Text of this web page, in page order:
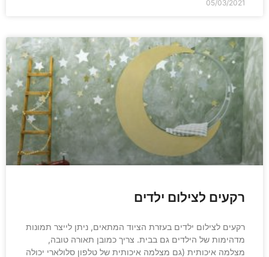
05/03/2021
רקעים לצילום ילדים
רקעים לצילום ילדים בעזרת הציוד המתאים, ניתן לייצר תמונות
מדהימות של הילדים גם בבית. צריך כמובן תאורה טובה,
מצלמה איכותית (גם מצלמה איכותית של טלפון סלולארי יכולה